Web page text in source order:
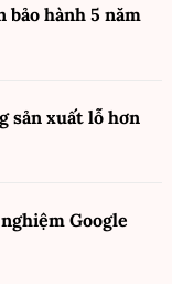
hành 5 năm
sản xuất lỗ hơn
Google